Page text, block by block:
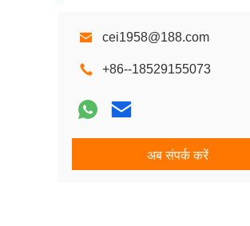
cei1958@188.com
+86--18529155073
अब संपर्क करें